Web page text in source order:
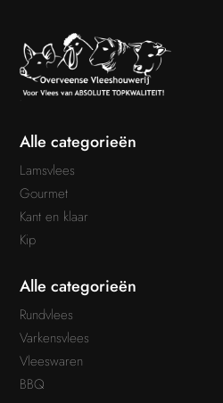
Alle categorieën
Lamsvlees
Gourmet
Kant en klaar
Kip
Alle categorieën
Rundvlees
Varkensvlees
Vleeswaren
BBQ